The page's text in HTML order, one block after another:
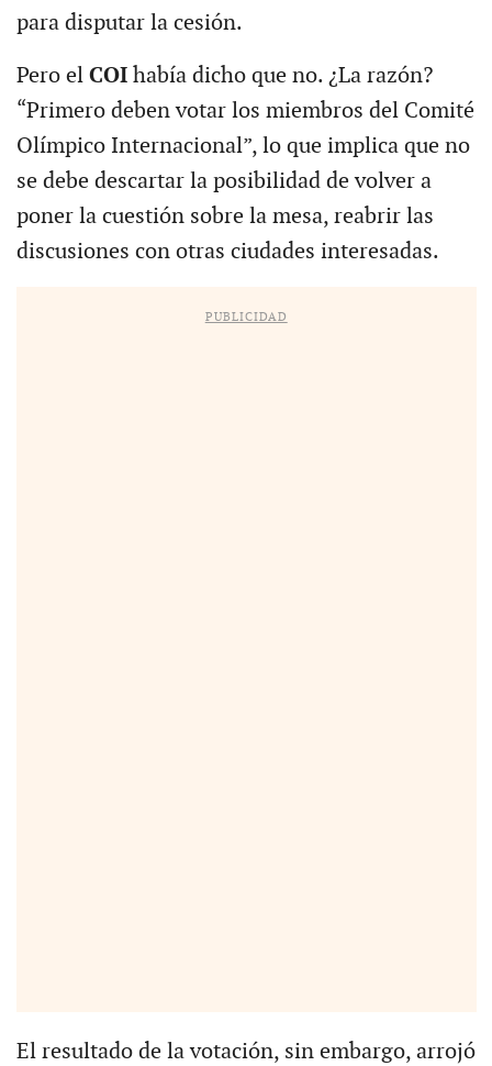
para disputar la cesión.
Pero el COI había dicho que no. ¿La razón?
“Primero deben votar los miembros del Comité
Olímpico Internacional”, lo que implica que no
se debe descartar la posibilidad de volver a
poner la cuestión sobre la mesa, reabrir las
discusiones con otras ciudades interesadas.
PUBLICIDAD
El resultado de la votación, sin embargo, arrojó